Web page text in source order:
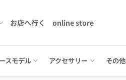
お店へ行く online store
スモデル アクセサリー その他